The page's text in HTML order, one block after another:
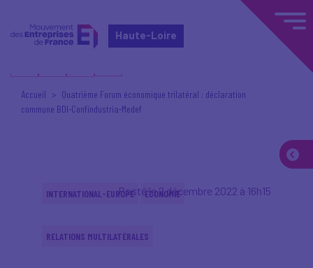
Haute-Loire
Accueil
Quatrième Forum économique trilatéral : déclaration
commune BDI-Confindustria-Medef
Posté le 2 décembre 2022 à 16h15
INTERNATIONAL-EUROPE ÉCONOMIE
RELATIONS MULTILATÉRALES